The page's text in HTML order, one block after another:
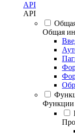
API
API
Общая